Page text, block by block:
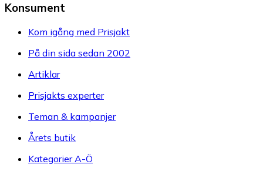
Konsument
Kom igång med Prisjakt
På din sida sedan 2002
Artiklar
Prisjakts experter
Teman & kampanjer
Årets butik
Kategorier A-Ö